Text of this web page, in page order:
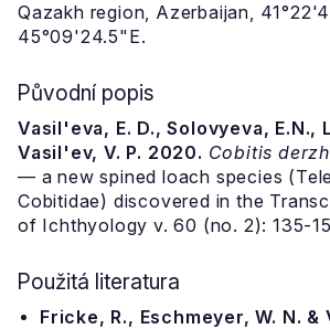
Qazakh region, Azerbaijan,
45°09'24.5"E.
Původní popis
Vasil'eva, E. D., Solovyeva, E.N.,
Vasil'ev, V. P. 2020. Cobitis
— a new spined loach species
Cobitidae) discovered in the
of Ichthyology v. 60 (no. 2): 135-
Použitá literatura
Fricke, R., Eschmeyer, W. N. &